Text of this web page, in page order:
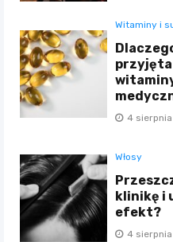
Witaminy i
przyjęta
4
Włosy
klinikę i
efekt?
4